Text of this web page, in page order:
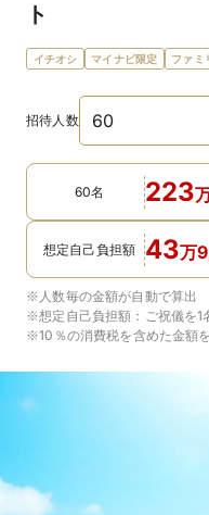
ト
イチオシ マイナビ限定 ファミ
招待人数
60名 223
想定自己負担額 43万
※人数毎の金額が自動で算出
※想定自己負担額： ご祝儀を1
※10％の消費税を含めた金額